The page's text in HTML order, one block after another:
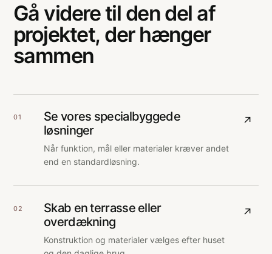
Gå videre til den del af
projektet, der hænger
sammen
01
Se vores specialbyggede
løsninger
Når funktion, mål eller materialer kræver andet
end en standardløsning.
↗
02
Skab en terrasse eller
overdækning
Konstruktion og materialer vælges efter huset
↗